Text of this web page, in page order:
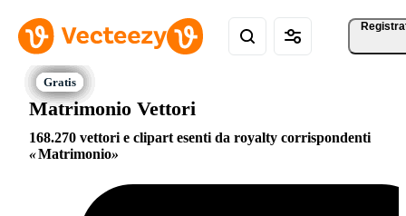
Matrimonio Vettori
168.270 vettori e clipart esenti da royalty corrispondenti
Matrimonio